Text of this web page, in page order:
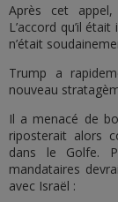
Après cet
L’accord qu’il
n’était
Trump a
nouveau
Il a menacé de
riposterait alors
dans le Golfe.
mandataires
avec Israël :